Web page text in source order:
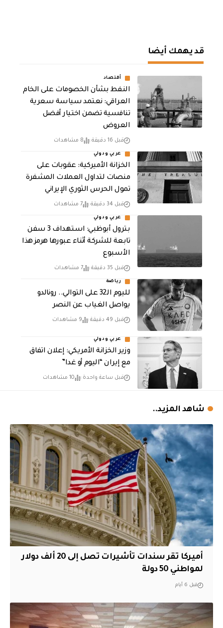
قد يهمك أيضا
أقتصاد
النفط بشأن الخصومات على الخام
العراقي: نعتمد سياسة سعرية
تنافسية تضمن اختيار أفضل
العروض
قبل 16 دقيقة 8 مشاهدات
عربي ودولي
الخزانة الأميركية: عقوبات على
منصات لتداول العملات المشفرة
تمول الحرس الثوري الإيراني
قبل 34 دقيقة 7 مشاهدات
عربي ودولي
بترول أبوظبي: استهداف 3 سفن
تابعة للشركة أثناء عبورها هرمز هذا
الأسبوع
قبل 35 دقيقة 7 مشاهدات
رياضة
لليوم الـ32 على التوالي.. رونالدو
يواصل الغياب عن النصر
قبل 49 دقيقة 9 مشاهدات
عربي ودولي
وزير الخزانة الأمريكي: إعلان اتفاق
مع إيران “اليوم أو غدا”
قبل ساعة واحدة 10 مشاهدات
شاهد المزيد..
أميركا تقر سندات تأشيرات تصل إلى 20 ألف دولار
لمواطني 50 دولة
قبل 6 أيام